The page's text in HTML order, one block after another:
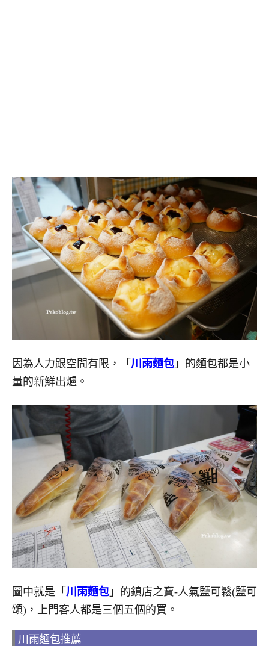
因為人力跟空間有限，「 川雨麵包 」的麵包都是小
量的新鮮出爐。
圖中就是「 川雨麵包 」的鎮店之寶-人氣鹽可鬆(鹽可
頌)，上門客人都是三個五個的買。
川雨麵包推薦